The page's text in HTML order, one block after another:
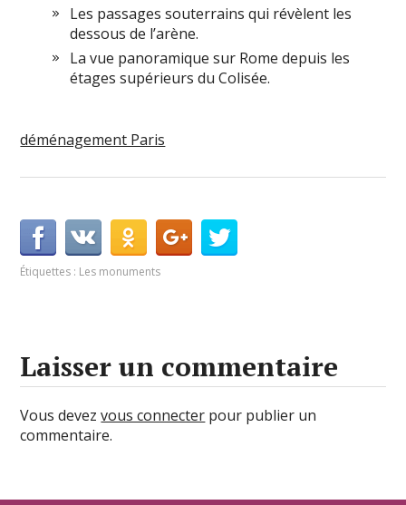
Les passages souterrains qui révèlent les
dessous de l’arène.
La vue panoramique sur Rome depuis les
étages supérieurs du Colisée.
déménagement Paris
Étiquettes : Les monuments
Laisser un commentaire
Vous devezvous connecter pour publier un
commentaire.